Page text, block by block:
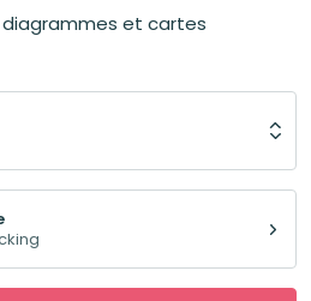
diagrammes et cartes